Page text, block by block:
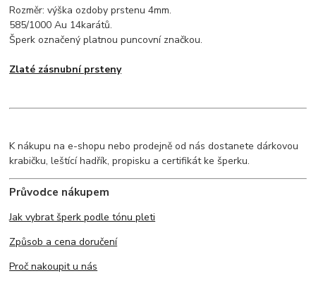
Rozměr: výška ozdoby prstenu 4mm.
585/1000 Au 14karátů.
Šperk označený platnou puncovní značkou.
Zlaté zásnubní prsteny
K nákupu na e-shopu nebo prodejně od nás dostanete dárkovou
krabičku, leštící hadřík, propisku a certifikát ke šperku.
Průvodce nákupem
Jak vybrat šperk podle tónu pleti
Způsob a cena doručení
Proč nakoupit u nás